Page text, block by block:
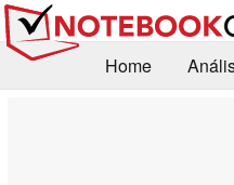
Home